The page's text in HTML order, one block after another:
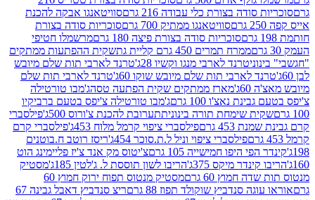
בצורת כלי עבודה 216 גרם
סוויטאנגו אבקה להכנת
סוויטאנגו ממתיק 700 גרם
סוכריות סודה בצורת
סוכריות סודה בצורת פיצה 180 גרם
מרשמלו חטיפי
ממרח תמרים 450 גרם קליית גת
שקית ההפתעות ממתקים
טרנד לארבי מנגו וקשיו 28ג'
טרנד לארבי תות שלם מיובש
לארבי תות שלם מיובש שוקו 60ג'
טרנד לארבי תות שלם
מארז ממתקים שקית הפתעה טסהג'מבו טורטילה
נאצ'ו 100 גרם
ג'מבו טורטילה צ'יפס בטעם ברביקיו
שימחת תורה בינוניתתערובת להכנת צ'ורוס 500ג'
פילסברי
453 גרם
פילסברי ציפוי קרמל מלוח 453ג'
פילסברי קרם
פילסברי ציפוי וניל ל.ת.סוכר 454ג'
ריסז רוטב ח.בוטנים
היפו חמישייה 105 גרם
צ'יטוס מק אנד צ'יז פליימינג הוט
מיקס 375ג'
הריבו לשון תוססת ל. ג'לטין 185ג'
מסטיק
חמוץ 60 גרם
מסטיק מנטוס תפוח ירוק חמוץ 60
סנדביץ שוקולד תפוז 88 גרם
ריצ סנדביץ דאבל גבינה 67